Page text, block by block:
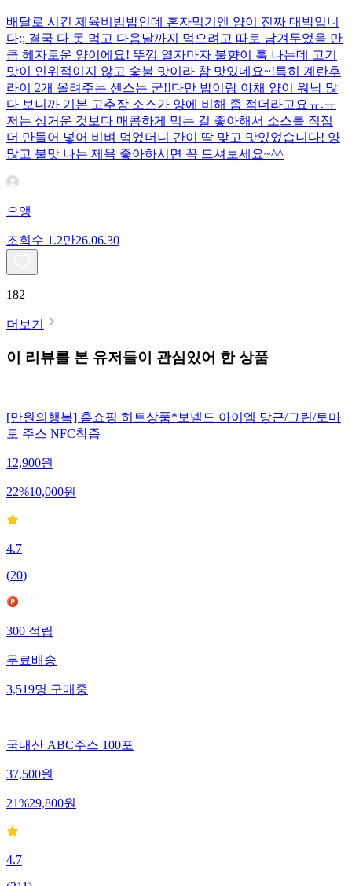
배달로 시킨 제육비빔밥인데 혼자먹기엔 양이 진짜 대박입니
다;; 결국 다 못 먹고 다음날까지 먹으려고 따로 남겨두었을 만
큼 혜자로운 양이에요! 뚜껑 열자마자 불향이 훅 나는데 고기
맛이 인위적이지 않고 숯불 맛이라 참 맛있네요~!특히 계란후
라이 2개 올려주는 센스는 굳!! ​다만 밥이랑 야채 양이 워낙 많
다 보니까 기본 고추장 소스가 양에 비해 좀 적더라고요ㅠ.ㅠ
저는 싱거운 것보다 매콤하게 먹는 걸 좋아해서 소스를 직접
더 만들어 넣어 비벼 먹었더니 간이 딱 맞고 맛있었습니다! 양
많고 불맛 나는 제육 좋아하시면 꼭 드셔보세요~^^
으앵
조회수 1.2만26.06.30
182
더보기
이 리뷰를 본 유저들이 관심있어 한 상품
[만원의행복] 홈쇼핑 히트상품*보넬드 아이엠 당근/그린/토마
토 주스 NFC착즙
12,900원
22%10,000원
4.7
(20)
300 적립
무료배송
3,519명 구매중
국내산 ABC주스 100포
37,500원
21%29,800원
4.7